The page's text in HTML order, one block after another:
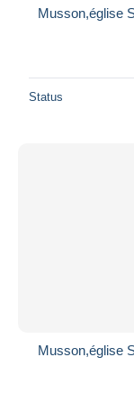
Musson,église
Status
Musson,église